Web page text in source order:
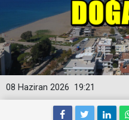
19:21
08 Haziran 2026